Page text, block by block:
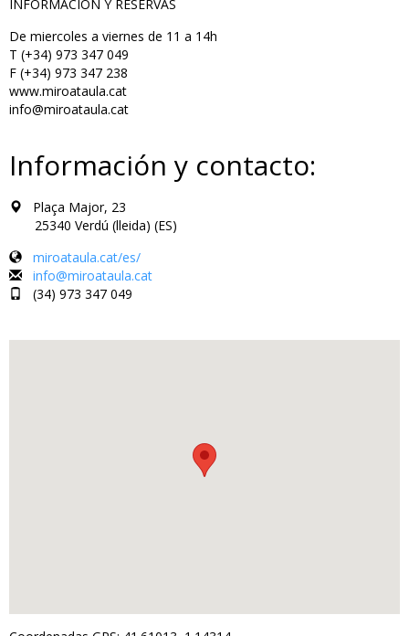
INFORMACIÓN Y RESERVAS
De miercoles a viernes de 11 a 14h
T (+34) 973 347 049
F (+34) 973 347 238
www.miroataula.cat
info@miroataula.cat
Información y contacto:
Plaça Major, 23
25340 Verdú (lleida) (ES)
miroataula.cat/es/
info@miroataula.cat
(34) 973 347 049